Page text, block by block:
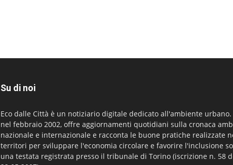
Su di noi
Eco dalle Città è un notiziario digitale dedicato all'ambiente
nel febbraio 2002, offre aggiornamenti quotidiani sulla cronaca
nazionale e internazionale e racconta le buone pratiche realizzate
territori per sviluppare l'economia circolare e favorire l'inclusione
una testata registrata presso il tribunale di Torino (iscrizione n. 58